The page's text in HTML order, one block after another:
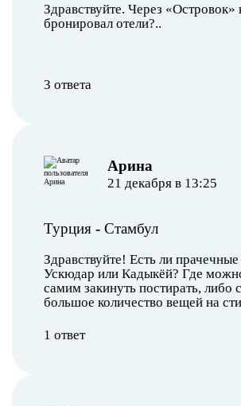
Здравствуйте. Через «Островок»
бронировал отели?..
3 ответа
Арина
21 декабря в 13:25
Турция - Стамбул
Здравствуйте! Есть ли
Ускюдар или Кадыкёй? Где
самим закинуть постирать, либо
большое количество вещей на
1 ответ